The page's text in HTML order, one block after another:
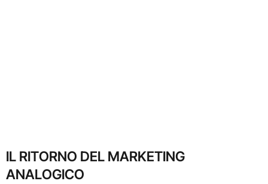
IL RITORNO DEL MARKETING
ANALOGICO